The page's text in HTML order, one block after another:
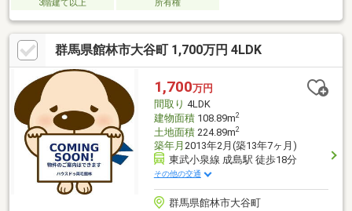
3階建て以上 所有権
群馬県館林市大谷町 1,700万円 4LDK
1,700万円
間取り 4LDK
建物面積108.89m2
土地面積224.89m2
築年月 2013年2月(築13年7ヶ月)
東武小泉線 成島駅 徒歩18分
その他の交通
群馬県館林市大谷町